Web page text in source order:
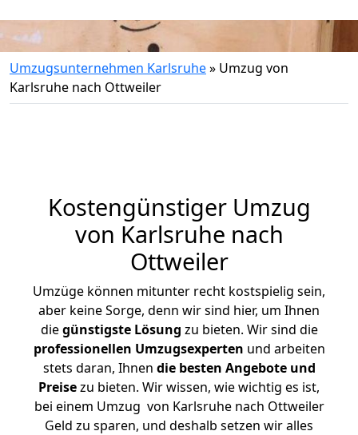
Umzugsunternehmen Karlsruhe» Umzug von
Karlsruhe nach Ottweiler
Kostengünstiger Umzug
von Karlsruhe nach
Ottweiler
Umzüge können mitunter recht kostspielig sein,
aber keine Sorge, denn wir sind hier, um Ihnen
diegünstigste Lösung zu bieten. Wir sind die
professionellen Umzugsexperten und arbeiten
stets daran, Ihnen die besten Angebote und
Preisezu bieten. Wir wissen, wie wichtig es ist,
bei einem Umzug von Karlsruhe nach Ottweiler
Geld zu sparen, und deshalb setzen wir alles